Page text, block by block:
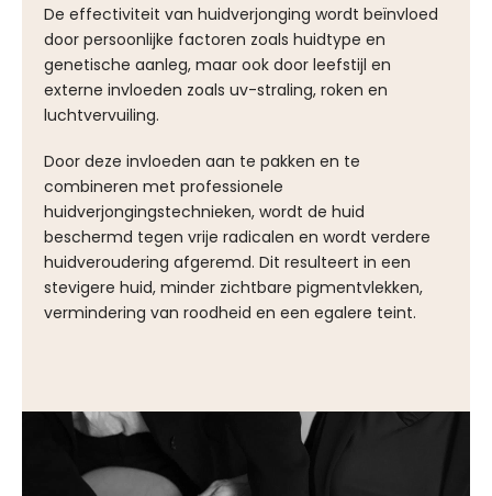
De effectiviteit van huidverjonging wordt beïnvloed
door persoonlijke factoren zoals huidtype en
genetische aanleg, maar ook door leefstijl en
externe invloeden zoals uv-straling, roken en
luchtvervuiling.
Door deze invloeden aan te pakken en te
combineren met professionele
huidverjongingstechnieken, wordt de huid
beschermd tegen vrije radicalen en wordt verdere
huidveroudering afgeremd. Dit resulteert in een
stevigere huid, minder zichtbare pigmentvlekken,
vermindering van roodheid en een egalere teint.